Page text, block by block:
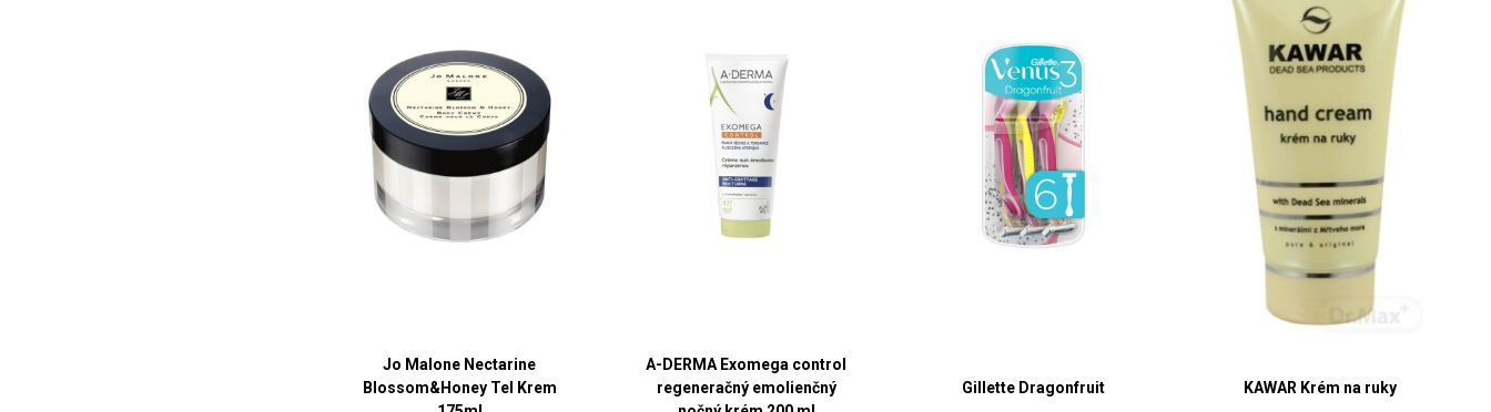
Jo Malone Nectarine
Blossom&Honey Tel Krem
A-DERMA Exomega control
regeneračný emolienčný
Gillette Dragonfruit KAWAR Krém na ruky